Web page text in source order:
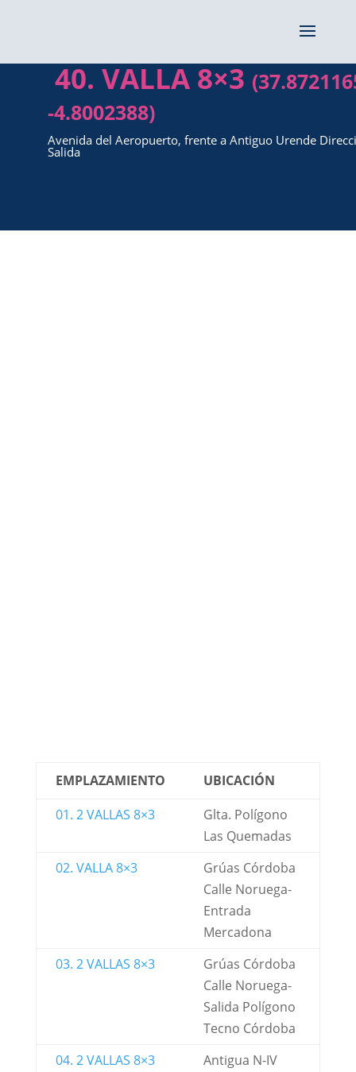
40. VALLA 8×3
-4.8002388)
Avenida del Aeropuerto, frente a Antiguo Urende
Salida
EMPLAZAMIENTO
UBICACIÓN
01. 2 VALLAS 8×3
Glta. Polígono
Las Quemadas
02. VALLA 8×3
Grúas Córdoba
Calle Noruega-
Entrada
Mercadona
03. 2 VALLAS 8×3
Grúas Córdoba
Calle Noruega-
Salida Polígono
Tecno Córdoba
04. 2 VALLAS 8×3
Antigua N-IV